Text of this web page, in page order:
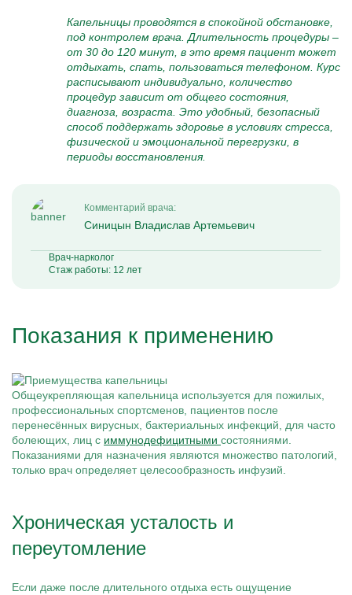
Капельницы проводятся в спокойной обстановке,
под контролем врача. Длительность процедуры –
от 30 до 120 минут, в это время пациент может
отдыхать, спать, пользоваться телефоном. Курс
расписывают индивидуально, количество
процедур зависит от общего состояния,
диагноза, возраста. Это удобный, безопасный
способ поддержать здоровье в условиях стресса,
физической и эмоциональной перегрузки, в
периоды восстановления.
Комментарий врача:
Синицын Владислав Артемьевич
Врач-нарколог
Стаж работы: 12 лет
Показания к применению
Общеукрепляющая капельница используется для пожилых,
профессиональных спортсменов, пациентов после
перенесённых вирусных, бактериальных инфекций, для часто
болеющих, лиц с иммунодефицитными состояниями.
Показаниями для назначения являются множество патологий,
только врач определяет целесообразность инфузий.
Хроническая усталость и
переутомление
Если даже после длительного отдыха есть ощущение